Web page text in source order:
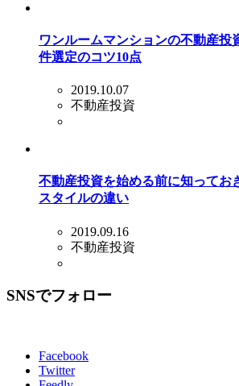
ワンルームマンションの不動産投
件選定のコツ10点
2019.10.07
不動産投資
不動産投資を始める前に知ってお
スタイルの違い
2019.09.16
不動産投資
SNSでフォロー
Facebook
Twitter